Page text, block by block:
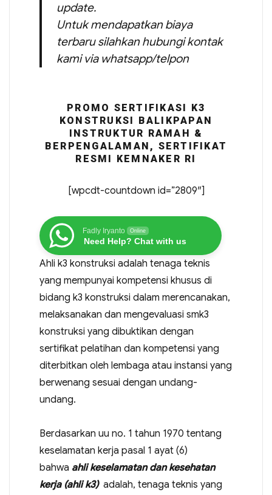
update.
Untuk mendapatkan biaya
terbaru silahkan hubungi kontak
kami via whatsapp/telpon
PROMO SERTIFIKASI K3
KONSTRUKSI BALIKPAPAN
INSTRUKTUR RAMAH &
BERPENGALAMAN, SERTIFIKAT
RESMI KEMNAKER RI
[wpcdt-countdown id=”2809″]
Fadly Iryanto Online
Need Help? Chat with us
Ahli k3 konstruksi adalah tenaga teknis
yang mempunyai kompetensi khusus di
bidang k3 konstruksi dalam merencanakan,
melaksanakan dan mengevaluasi smk3
konstruksi yang dibuktikan dengan
sertifikat pelatihan dan kompetensi yang
diterbitkan oleh lembaga atau instansi yang
berwenang sesuai dengan undang-
undang.
Berdasarkan uu no. 1 tahun 1970 tentang
keselamatan kerja pasal 1 ayat (6)
bahwa ahli keselamatan dan kesehatan
kerja (ahli k3)adalah, tenaga teknis yang